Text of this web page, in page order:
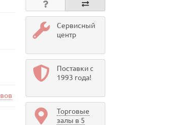
Сервисный
центр
Поставки с
1993 года!
Торговые
залы в 5